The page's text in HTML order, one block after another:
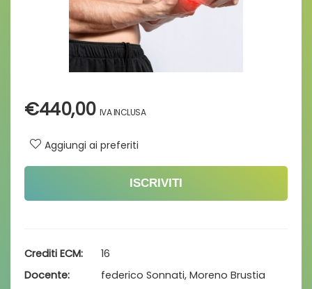
€440,00
Aggiungi ai preferiti
ISCRIVITI
Crediti ECM
16
Docente
federico Sonnati, Moreno Brustia